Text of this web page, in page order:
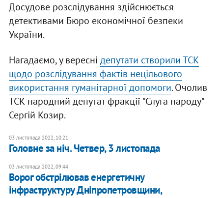
Досудове розслідування здійснюється
детективами Бюро економічної безпеки
України.
Нагадаємо, у вересні депутати створили ТСК
щодо розслідування фактів нецільового
використання гуманітарної допомоги. Очолив
ТСК народний депутат фракції "Слуга народу"
Сергій Козир.
03 листопада 2022, 10:21
Головне за ніч. Четвер, 3 листопада
03 листопада 2022, 09:44
Ворог обстрілював енергетичну
інфраструктуру Дніпропетровщини,